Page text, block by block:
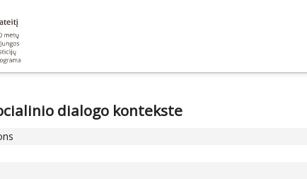
dialogo kontekste